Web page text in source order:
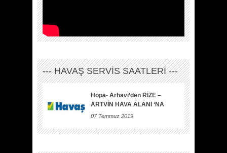
--- HAVAŞ SERVİS SAATLERİ ---
Hopa- Arhavi’den RİZE –
ARTVİN HAVA ALANI ‘NA
07 Temmuz 2019